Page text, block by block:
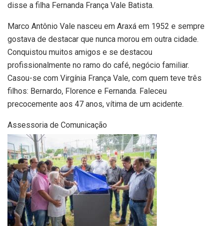
disse a filha Fernanda França Vale Batista.
Marco Antônio Vale nasceu em Araxá em 1952 e sempre
gostava de destacar que nunca morou em outra cidade.
Conquistou muitos amigos e se destacou
profissionalmente no ramo do café, negócio familiar.
Casou-se com Virgínia França Vale, com quem teve três
filhos: Bernardo, Florence e Fernanda. Faleceu
precocemente aos 47 anos, vítima de um acidente.
Assessoria de Comunicação